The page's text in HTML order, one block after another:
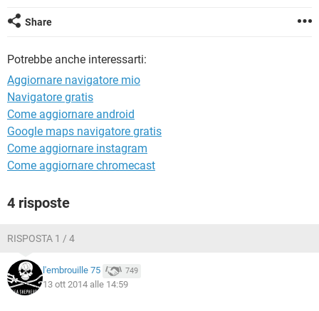
TIKTOK
INSTAGRAM
TIKTOK
HARDWARE
Share
Potrebbe anche interessarti:
Aggiornare navigatore mio
Navigatore gratis
Come aggiornare android
Google maps navigatore gratis
Come aggiornare instagram
Come aggiornare chromecast
4 risposte
RISPOSTA 1 / 4
l'embrouille 75 749
13 ott 2014 alle 14:59